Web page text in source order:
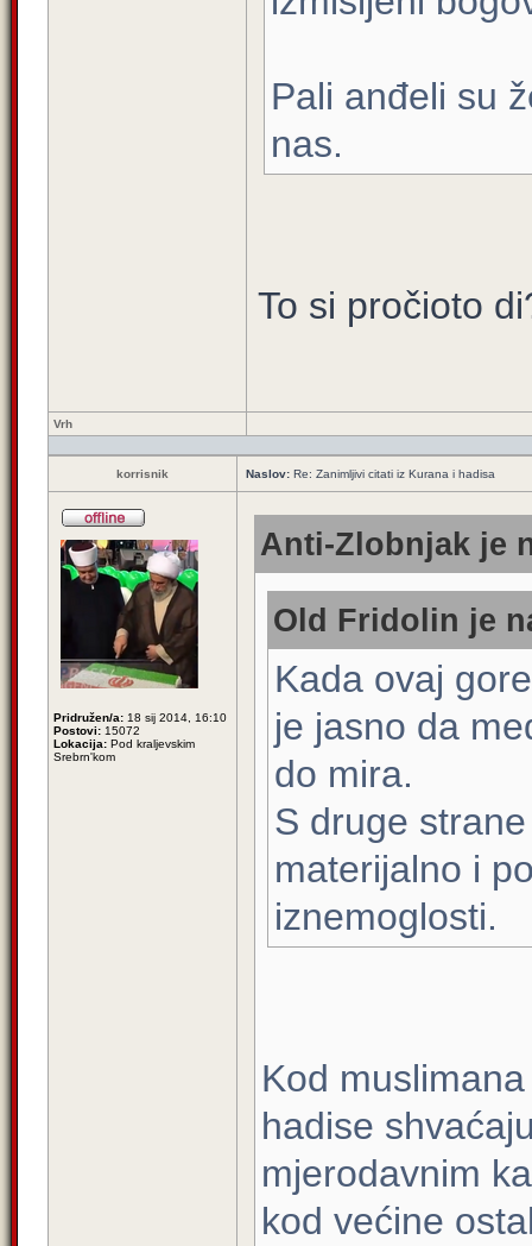
Pali anđeli su
nas.
To si pročioto
Vrh
korrisnik Naslov: Re: Zanimljivi citati iz Kurana i hadisa
Pridružen/a: 18 sij 2014, 16:10
Postovi: 15072
Lokacija: Pod kraljevskim
Srebrn'kom
Anti-Zlobnjak je
Old Fridolin je
Kada ovaj
je jasno da
do mira.
S druge
materijalno i
iznemoglosti.
Kod
hadise
mjerodavnim
kod većine